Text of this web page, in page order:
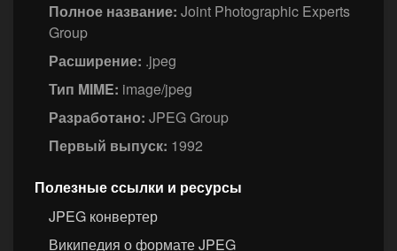
Полное название: Joint Photographic Experts
Group
Расширение: .jpeg
Тип MIME: image/jpeg
Разработано: JPEG Group
Первый выпуск: 1992
Полезные ссылки и ресурсы
JPEG конвертер
Википедия о формате JPEG